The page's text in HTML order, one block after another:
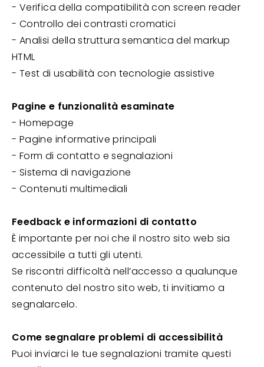
- Verifica della compatibilità con screen reader
- Controllo dei contrasti cromatici
- Analisi della struttura semantica del markup
HTML
- Test di usabilità con tecnologie assistive
Pagine e funzionalità esaminate
- Homepage
- Pagine informative principali
- Form di contatto e segnalazioni
- Sistema di navigazione
- Contenuti multimediali
Feedback e informazioni di contatto
È importante per noi che il nostro sito web sia
accessibile a tutti gli utenti.
Se riscontri difficoltà nell’accesso a qualunque
contenuto del nostro sito web, ti invitiamo a
segnalarcelo.
Come segnalare problemi di accessibilità
Puoi inviarci le tue segnalazioni tramite questi